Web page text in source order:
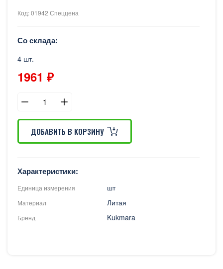
Код: 01942 Спеццена
Со склада:
4 шт.
1961 ₽
ДОБАВИТЬ В КОРЗИНУ
Характеристики:
Единица измерения шт
Материал Литая
Бренд Kukmara